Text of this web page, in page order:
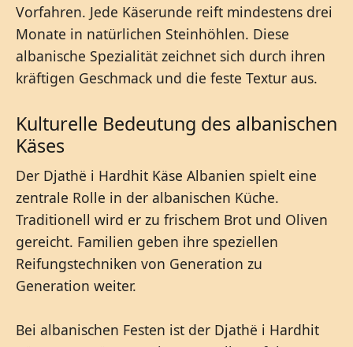
Vorfahren. Jede Käserunde reift mindestens drei
Monate in natürlichen Steinhöhlen. Diese
albanische Spezialität zeichnet sich durch ihren
kräftigen Geschmack und die feste Textur aus.
Kulturelle Bedeutung des albanischen
Käses
Der Djathë i Hardhit Käse Albanien spielt eine
zentrale Rolle in der albanischen Küche.
Traditionell wird er zu frischem Brot und Oliven
gereicht. Familien geben ihre speziellen
Reifungstechniken von Generation zu
Generation weiter.
Bei albanischen Festen ist der Djathë i Hardhit